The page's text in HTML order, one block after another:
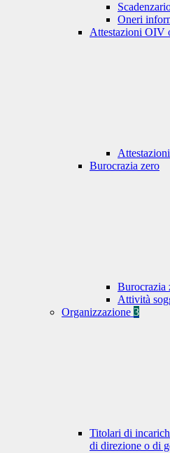
Oneri
Attestazioni OIV
Burocrazia zero
Burocrazia
Attività
Organizzazione 3
Titolari di
di direzione o di